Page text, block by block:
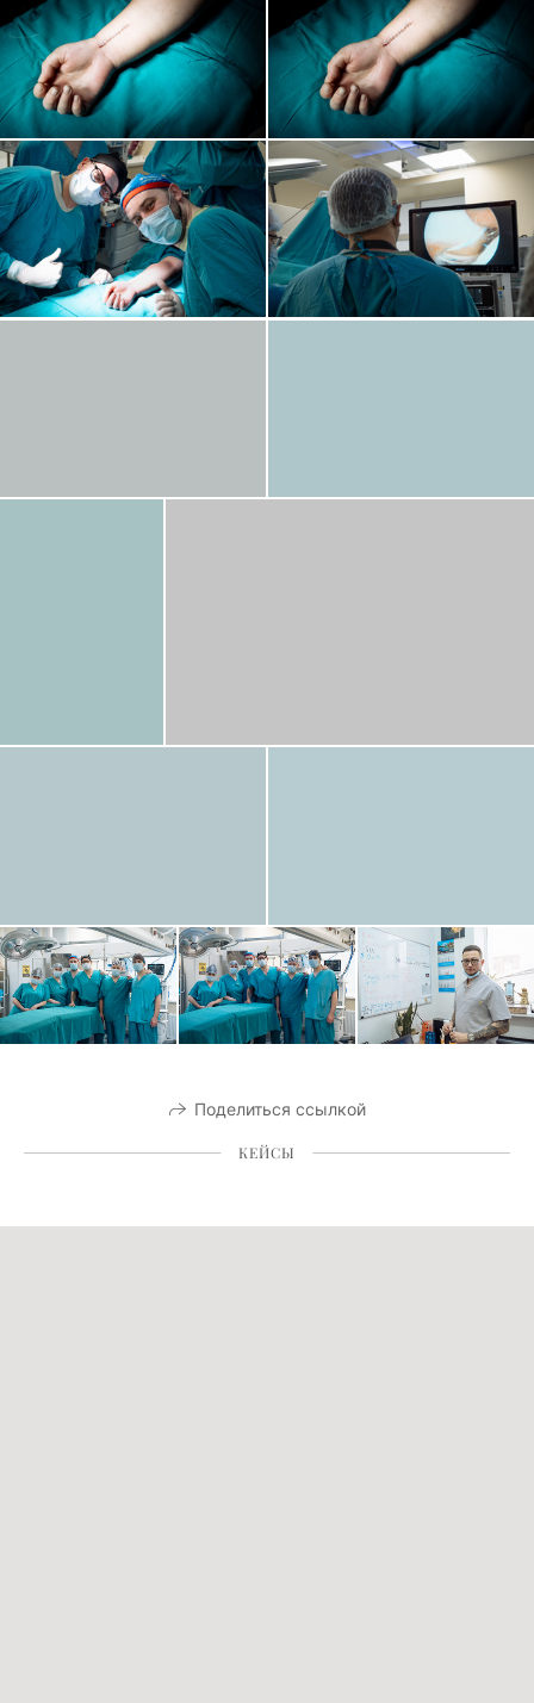
Поделиться ссылкой
КЕЙСЫ